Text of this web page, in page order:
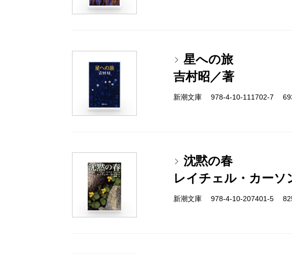
星への旅
吉村昭／著
新潮文庫 978-4-10-111702-7
沈黙の春
レイチェル・カーソ
新潮文庫 978-4-10-207401-5